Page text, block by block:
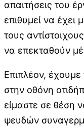
απαιτήσεις του
επιθυμεί να
τους
να επεκταθούν
Επιπλέον,
στην οθόνη
είμαστε σε θέση
ψευδών